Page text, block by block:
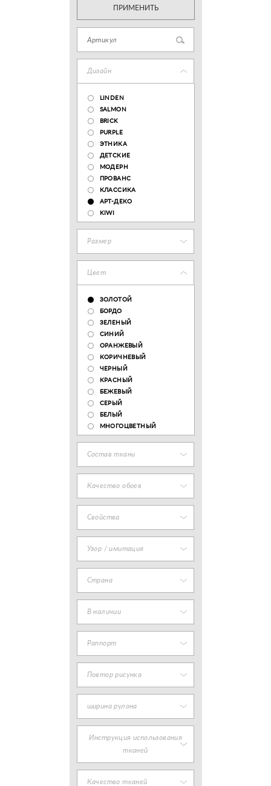
ПРИМЕНИТЬ
Дизайн
LINDEN
SALMON
BRICK
PURPLE
ЭТНИКА
ДЕТСКИЕ
МОДЕРН
ПРОВАНС
КЛАССИКА
АРТ-ДЕКО
KIWI
Размер
Цвет
ЗОЛОТОЙ
БОРДО
ЗЕЛЕНЫЙ
СИНИЙ
ОРАНЖЕВЫЙ
КОРИЧНЕВЫЙ
ЧЕРНЫЙ
КРАСНЫЙ
БЕЖЕВЫЙ
СЕРЫЙ
БЕЛЫЙ
МНОГОЦВЕТНЫЙ
Состав ткани
Качество обоев
Свойства
Узор / имитация
Страна
В наличии
Раппорт
Повтор рисунка
ширина рулона
Инструкция использования
тканей
Качество тканей